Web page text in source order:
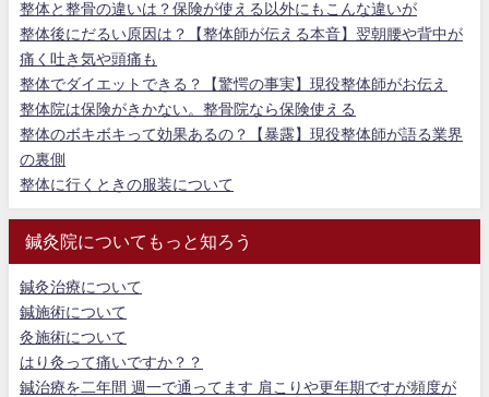
整体と整骨の違いは？保険が使える以外にもこんな違いが
整体後にだるい原因は？【整体師が伝える本音】翌朝腰や背中が
痛く吐き気や頭痛も
整体でダイエットできる？【驚愕の事実】現役整体師がお伝え
整体院は保険がきかない。整骨院なら保険使える
整体のボキボキって効果あるの？【暴露】現役整体師が語る業界
の裏側
整体に行くときの服装について
鍼灸院についてもっと知ろう
鍼灸治療について
鍼施術について
灸施術について
はり灸って痛いですか？？
鍼治療を二年間 週一で通ってます 肩こりや更年期ですが頻度が